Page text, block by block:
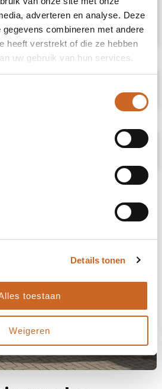
adverteren en analyse. Deze
combineren met andere
heeft verstrekt of die ze hebben
uw gebruik van hun services.
Details tonen
toestaan
Weigeren
of eventuele
dan gerust contact met